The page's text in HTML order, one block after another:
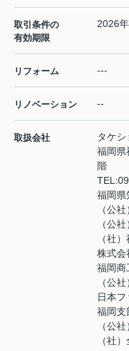
取引条件の
有効期限
2026
リフォーム ---
リノベーション --
取扱会社
タケ
福岡県
階
TEL:
福岡県
（公
（公
（社
株式会
福岡商
（公
日本
福岡支
（公
（社